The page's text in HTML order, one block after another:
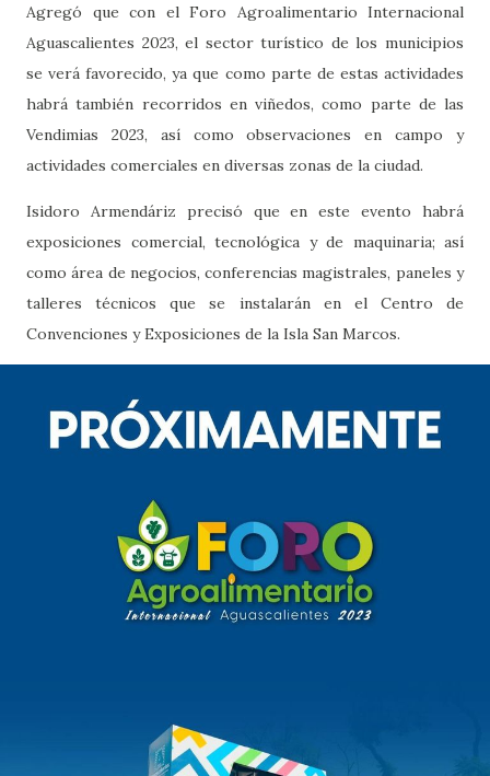
Agregó que con el Foro Agroalimentario Internacional
Aguascalientes 2023, el sector turístico de los municipios
se verá favorecido, ya que como parte de estas actividades
habrá también recorridos en viñedos, como parte de las
Vendimias 2023, así como observaciones en campo y
actividades comerciales en diversas zonas de la ciudad.
Isidoro Armendáriz precisó que en este evento habrá
exposiciones comercial, tecnológica y de maquinaria; así
como área de negocios, conferencias magistrales, paneles y
talleres técnicos que se instalarán en el Centro de
Convenciones y Exposiciones de la Isla San Marcos.